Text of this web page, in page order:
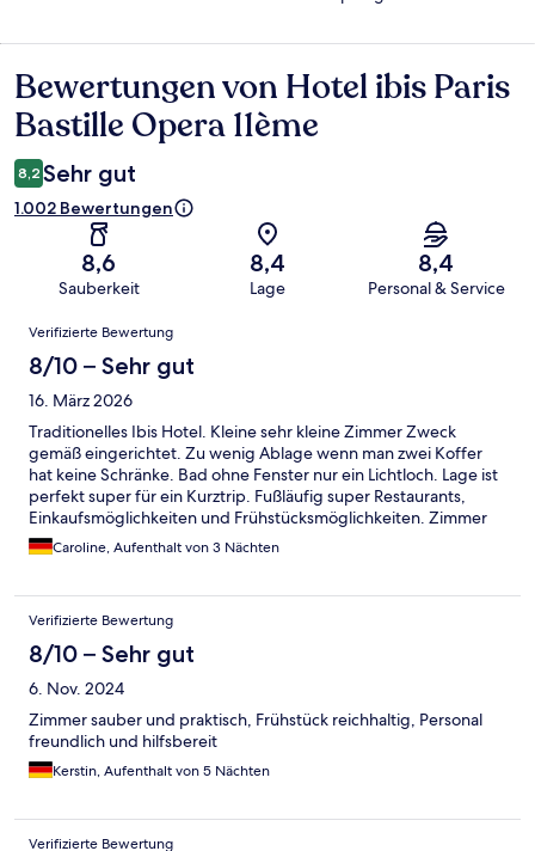
Bewertungen
Bewertungen von Hotel ibis Paris
Bastille Opera 11ème
8,2 Sehr gut
1.002 Bewertungen
8,6
Sauberkeit
8,4
Lage
8,4
Personal & Service
Bewertungen
Verifizierte Bewertung
8/10 – Sehr gut
16. März 2026
Traditionelles Ibis Hotel. Kleine sehr kleine Zimmer Zweck
gemäß eingerichtet. Zu wenig Ablage wenn man zwei Koffer
hat keine Schränke. Bad ohne Fenster nur ein Lichtloch. Lage ist
perfekt super für ein Kurztrip. Fußläufig super Restaurants,
Einkaufsmöglichkeiten und Frühstücksmöglichkeiten. Zimmer
nur was für Leute die miteinander gut können.
Caroline, Aufenthalt von 3 Nächten
Verifizierte Bewertung
8/10 – Sehr gut
6. Nov. 2024
Zimmer sauber und praktisch, Frühstück reichhaltig, Personal
freundlich und hilfsbereit
Kerstin, Aufenthalt von 5 Nächten
Verifizierte Bewertung